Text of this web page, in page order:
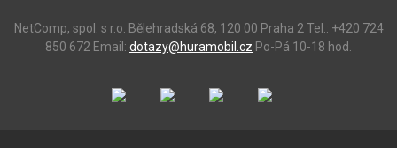
NetComp, spol. s r.o. Bělehradská 68, 120 00 Praha 2 Tel.: +420 724
850 672 Email: dotazy@huramobil.cz Po-Pá 10-18 hod.